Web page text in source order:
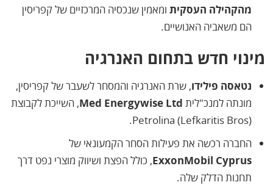
מהקהילה העסקית ומאמין שנכסיה המרכזיים של קפריסין
הם משאביה האנושיים.
מינוי חדש בתחום האנרגיה
נטאסה פילידו, שרת האנרגיה והמסחר לשעבר של קפריסין,
מונתה למנכ"לית Med Energywise Ltd, השייכת לקבוצת
Petrolina (Lefkaritis Bros).
החברה רכשה את פעילות הסחר הקמעונאי של
ExxonMobil Cyprus, כולל הפצת ושיווק מוצרי נפט דרך
תחנות הדלק שלה.